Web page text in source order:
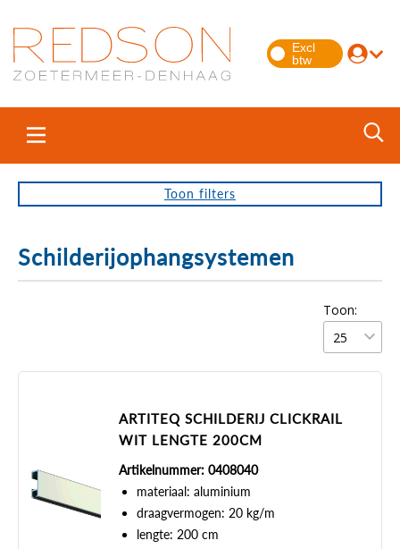
Toon filters
Schilderijophangsystemen
Toon:
ARTITEQ SCHILDERIJ CLICKRAIL
WIT LENGTE 200CM
Artikelnummer: 0408040
materiaal: aluminium
draagvermogen: 20 kg/m
lengte: 200 cm